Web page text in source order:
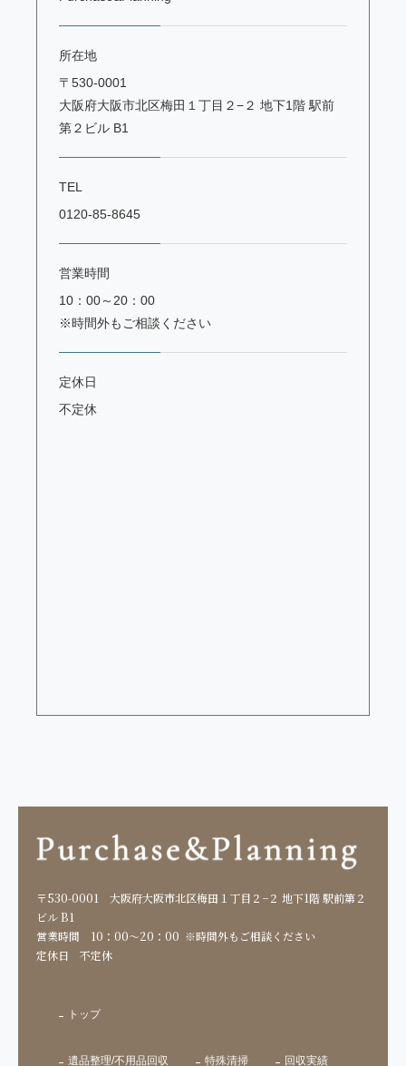
所在地
〒530-0001
大阪府大阪市北区梅田１丁目２−２ 地下1階 駅前
第２ビル B1
TEL
0120-85-8645
営業時間
10：00～20：00
※時間外もご相談ください
定休日
不定休
〒530-0001
大阪府大阪市北区梅田１丁目２−２ 地下1階 駅前第２
ビル B1
営業時間
10：00～20：00 ※時間外もご相談ください
定休日
不定休
トップ
遺品整理/不用品回収 特殊清掃 回収実績